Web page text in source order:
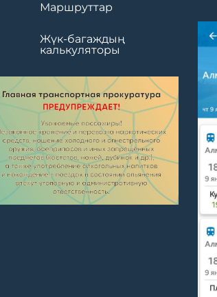
Маршруттар
Жүк-багаждың
калькуляторы